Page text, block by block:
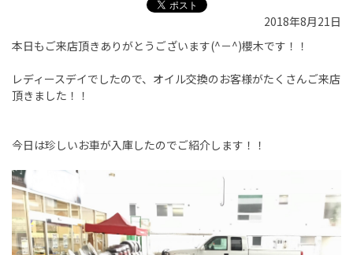
2018年8月21日
本日もご来店頂きありがとうございます(^－^)櫻木です！！
レディースデイでしたので、オイル交換のお客様がたくさんご来店
頂きました！！
今日は珍しいお車が入庫したのでご紹介します！！